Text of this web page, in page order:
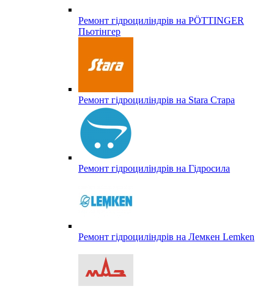
Ремонт гідроциліндрів на PÖTTINGER
Пьотінгер
Ремонт гідроциліндрів на Stara Стара
Ремонт гідроциліндрів на Гідросила
Ремонт гідроциліндрів на Лемкен Lemken